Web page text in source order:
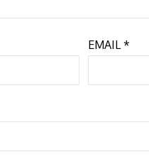
EMAIL*